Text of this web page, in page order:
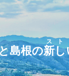
島根の新し
スト